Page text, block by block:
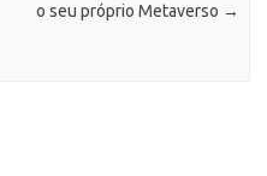
o seu próprio Metaverso →